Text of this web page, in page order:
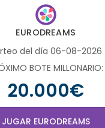
EURODREAMS
del día 06-08-2026
BOTE MILLONARIO:
20.000€
JUGAR EURODREAMS